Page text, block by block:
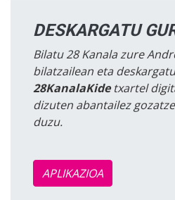
DESKARGATU
Bilatu 28 Kanala zure
bilatzailean eta
28KanalaKidetxartel
dizuten abantailez
duzu.
APLIKAZIOA